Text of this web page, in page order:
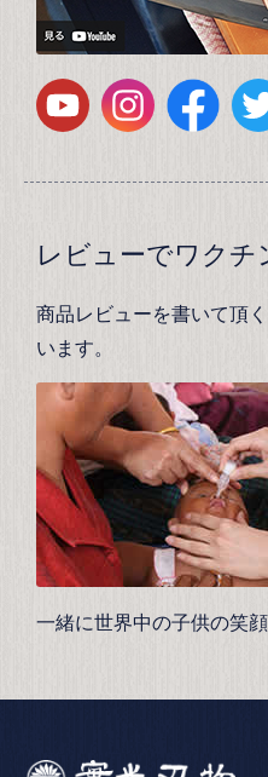
レビューでワクチ
商品レビューを書いて頂
います。
一緒に世界中の子供の笑